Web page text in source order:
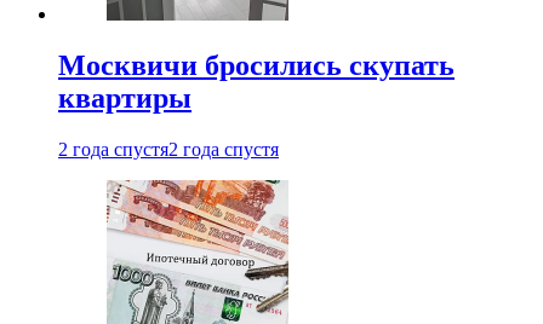
Москвичи бросились скупать
квартиры
2 года спустя2 года спустя